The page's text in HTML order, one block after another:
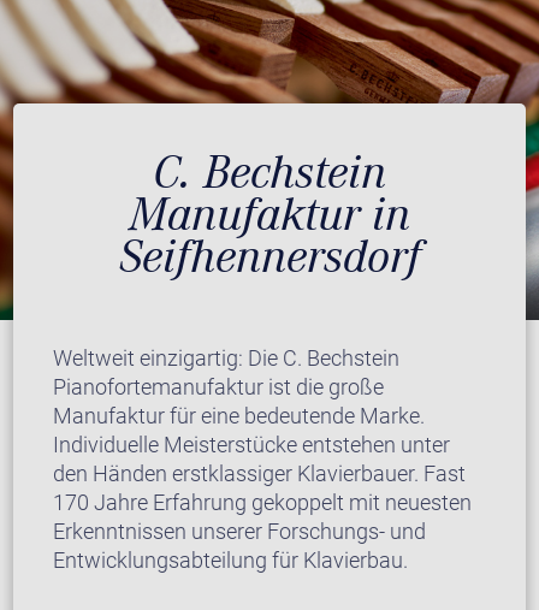
C. Bechstein
Manufaktur in
Seifhennersdorf
Weltweit einzigartig: Die C. Bechstein
Pianofortemanufaktur ist die große
Manufaktur für eine bedeutende Marke.
Individuelle Meisterstücke entstehen unter
den Händen erstklassiger Klavierbauer. Fast
170 Jahre Erfahrung gekoppelt mit neuesten
Erkenntnissen unserer Forschungs- und
Entwicklungsabteilung für Klavierbau.